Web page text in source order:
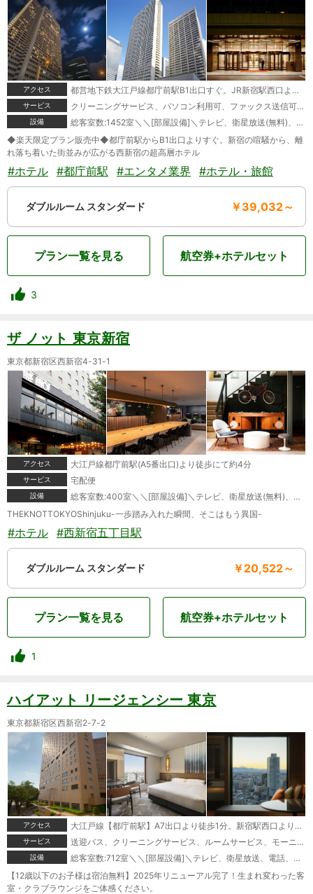
アクセス 都営地下鉄大江戸線都庁前駅B1出口すぐ。JR新宿駅西口より地下道直結約5分。
サービス クリーニングサービス、パソコン利用可、ファックス送信可、E-Mail送信可、ルームサービス、マッサージサービス、モーニングコール、宅配便、駐車場あり＼＼[特典]＼朝刊サービス、トレーニングルーム御利用無料
設備
総客室数:1452室＼＼[部屋設備]＼テレビ、衛星放送(無料)、電話、ファックス(貸出)、インターネット接続(無線LAN形式)、湯沸かしポット、お茶セット、冷蔵庫、ミニバー、ドライヤー、ズボンプレッサー(貸出)、ズボンプレッサー(一部)、電気スタンド(貸出)、アイロン(貸出)、アイロン(一部)、加湿器(貸出)、加湿器(一部)、個別空調、変圧器(貸出)、洗浄機付トイレ、ベビーベッド、石鹸(液体)、ボディーソープ、シャンプー、コンディショナー、ハミガキセット、カミソリ、シャワーキャップ、くし、タオル、バスタオル、浴衣、スリッパ、金庫＼＼[館内設備]＼レストラン、ティーラウンジ、ラウンジ、スカイラウンジ、バーラウンジ、バー、カラオケルーム、宴会場、会議室、結婚式場、禁煙ルーム、コンビニエンスストア、ベーカーショップ、フラワーショップ、ドラッグストア、ショッピングアベニュー、美容院、スポーツジム、プール(夏期のみ)、屋外プール、茶室、コネクティングルーム(一部・要予約)
◆楽天限定プラン販売中◆都庁前駅からB1出口よりすぐ。新宿の喧騒から、離
れ落ち着いた街並みが広がる西新宿の超高層ホテル
#ホテル #都庁前駅 #エンタメ業界 #ホテル・旅館
ダブルルーム スタンダード ￥39,032～
プラン一覧を見る 航空券+ホテルセット
3
ザ ノット 東京新宿
東京都新宿区西新宿4-31-1
アクセス 大江戸線都庁前駅(A5番出口)より徒歩にて約4分
サービス 宅配便
設備
総客室数:400室＼＼[部屋設備]＼テレビ、衛星放送(無料)、インターネット接続(無線LAN形式)、湯沸かしポット、お茶セット、冷蔵庫、ドライヤー、ズボンプレッサー(貸出)、電気スタンド(貸出)、アイロン(貸出)、加湿器(貸出)、洗浄機付トイレ、石鹸(液体)、ボディーソープ、シャンプー、コンディショナー、洗顔ソープ、ハミガキセット、タオル、バスタオル、ナイトガウン、スリッパ、金庫＼＼[館内設備]＼レストラン、バー、会議室、禁煙ルーム、ベーカーショップ、自動販売機、コインランドリー(有料)、スポーツジム
THEKNOTTOKYOShinjuku-一歩踏み入れた瞬間、そこはもう異国-
#ホテル #西新宿五丁目駅
ダブルルーム スタンダード ￥20,522～
プラン一覧を見る 航空券+ホテルセット
1
ハイアット リージェンシー 東京
東京都新宿区西新宿2-7-2
アクセス 大江戸線【都庁前駅】A7出口より徒歩1分。新宿駅西口より無料シャトルバス毎日運行！
サービス 送迎バス、クリーニングサービス、ルームサービス、モーニングコール、宅配便、駐車場あり
設備
総客室数:712室＼＼[部屋設備]＼テレビ、衛星放送、電話、インターネット接続(無線LAN形式)、湯沸かしポット、お茶セット、冷蔵庫、ドライヤー、ズボンプレッサー(貸出)、電気スタンド(貸出)、アイロン(貸出)、加湿器(貸出)、個別空調、ヘルスメーター、変圧器(貸出)、洗浄機付トイレ、石鹸(固形)、ボディーソープ、シャンプー、コンディショナー、ハミガキセット、カミソリ、シャワーキャップ、ブラシ、タオル、バスタオル、バスローブ、浴衣、スリッパ、金庫＼＼[館内設備]＼レストラン、バーラウンジ、バー、宴会場、会議室、禁煙ルーム、コンビニエンスストア、スポーツジム
【12歳以下のお子様は宿泊無料】2025年リニューアル完了！生まれ変わった客
室・クラブラウンジをご体感ください。